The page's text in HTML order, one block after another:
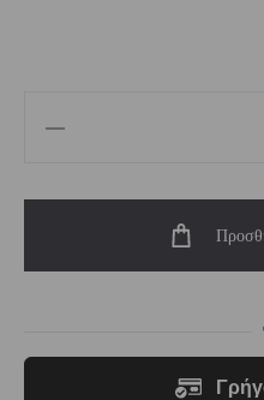
Vasiliki